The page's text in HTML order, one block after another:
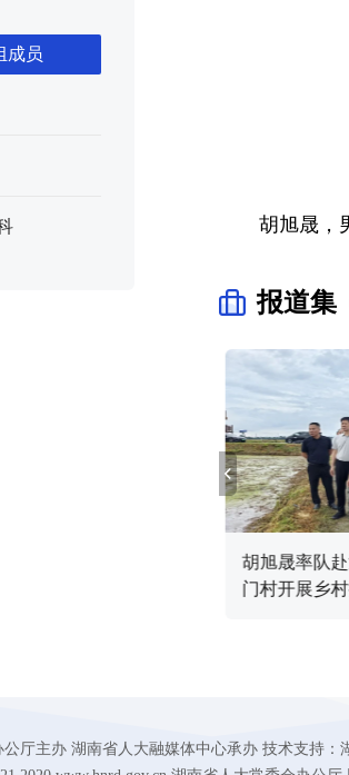
成员
胡旭晟，
报道集
胡旭晟率队
门村开展乡
厅主办 湖南省人大融媒体中心承办 技术支持：